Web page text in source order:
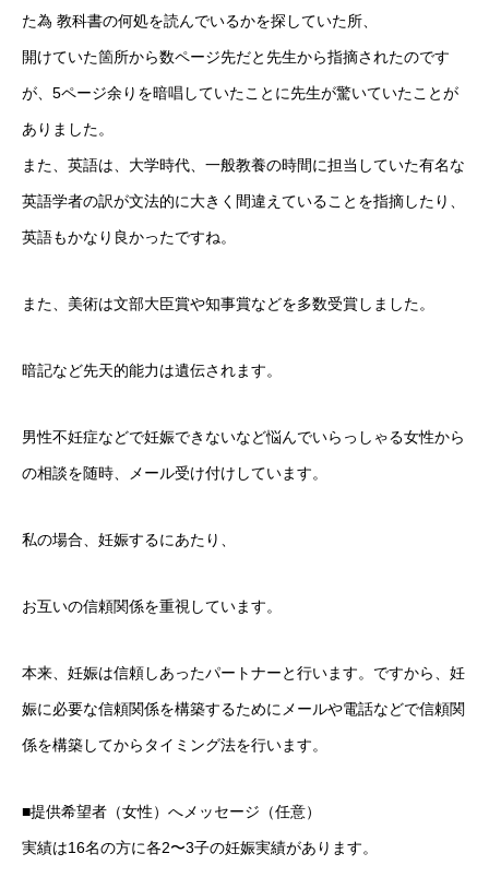
お問い合わせ
た為 教科書の何処を読んでいるかを探していた所、
開けていた箇所から数ページ先だと先生から指摘されたのです
が、5ページ余りを暗唱していたことに先生が驚いていたことが
ありました。
また、英語は、大学時代、一般教養の時間に担当していた有名な
英語学者の訳が文法的に大きく間違えていることを指摘したり、
英語もかなり良かったですね。
また、美術は文部大臣賞や知事賞などを多数受賞しました。
暗記など先天的能力は遺伝されます。
男性不妊症などで妊娠できないなど悩んでいらっしゃる女性から
の相談を随時、メール受け付けしています。
私の場合、妊娠するにあたり、
お互いの信頼関係を重視しています。
本来、妊娠は信頼しあったパートナーと行います。ですから、妊
娠に必要な信頼関係を構築するためにメールや電話などで信頼関
係を構築してからタイミング法を行います。
■提供希望者（女性）へメッセージ（任意）
実績は16名の方に各2〜3子の妊娠実績があります。